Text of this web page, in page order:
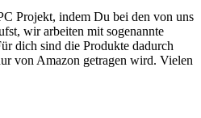
Projekt, indem Du bei den von uns
wir arbeiten mit sogenannte
dich sind die Produkte dadurch
von Amazon getragen wird. Vielen